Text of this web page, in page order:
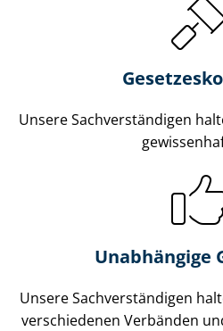
Unsere Sach­ver­stän­di­gen
Unabhängige
Unsere Sach­ver­stän­di­gen
verschiedenen Verbänden